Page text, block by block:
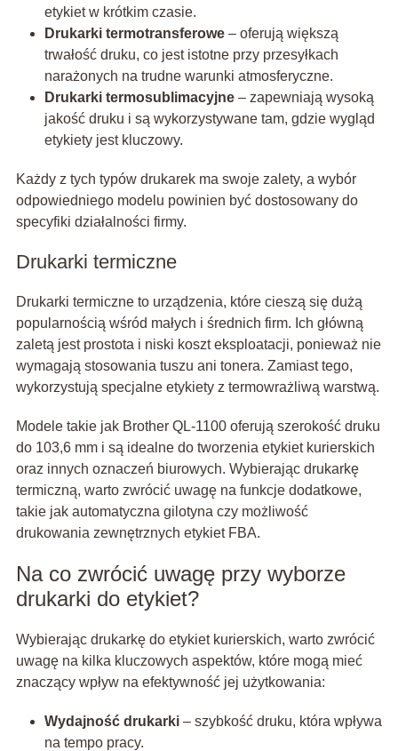
etykiet w krótkim czasie.
Drukarki termotransferowe– oferują większą
trwałość druku, co jest istotne przy przesyłkach
narażonych na trudne warunki atmosferyczne.
Drukarki termosublimacyjne– zapewniają wysoką
jakość druku i są wykorzystywane tam, gdzie wygląd
etykiety jest kluczowy.
Każdy z tych typów drukarek ma swoje zalety, a wybór
odpowiedniego modelu powinien być dostosowany do
specyfiki działalności firmy.
Drukarki termiczne
Drukarki termiczne to urządzenia, które cieszą się dużą
popularnością wśród małych i średnich firm. Ich główną
zaletą jest prostota i niski koszt eksploatacji, ponieważ nie
wymagają stosowania tuszu ani tonera. Zamiast tego,
wykorzystują specjalne etykiety z termowrażliwą warstwą.
Modele takie jak Brother QL-1100 oferują szerokość druku
do 103,6 mm i są idealne do tworzenia etykiet kurierskich
oraz innych oznaczeń biurowych. Wybierając drukarkę
termiczną, warto zwrócić uwagę na funkcje dodatkowe,
takie jak automatyczna gilotyna czy możliwość
drukowania zewnętrznych etykiet FBA.
Na co zwrócić uwagę przy wyborze
drukarki do etykiet?
Wybierając drukarkę do etykiet kurierskich, warto zwrócić
uwagę na kilka kluczowych aspektów, które mogą mieć
znaczący wpływ na efektywność jej użytkowania:
Wydajność drukarki– szybkość druku, która wpływa
na tempo pracy.